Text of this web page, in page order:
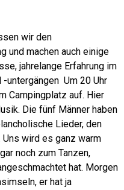
wir den
und machen auch einige
jahrelange Erfahrung im
untergängen Um 20 Uhr
Campingplatz auf. Hier
Die fünf Männer haben
Lieder, den
wird es ganz warm
noch zum Tanzen,
hat. Morgen
er hat ja